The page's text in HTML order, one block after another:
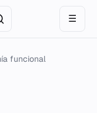
☰
funcional